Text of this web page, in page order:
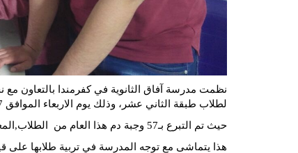
نظمت مدرسة آفاق الثانوية في كفرمندا بالتعاون
لطلاب طبقة الثاني عشر، وذلك يوم الاربعاء الموافق 2017-3-8.
حيث تم التبرع بـ57 وجبة دم هذا العام من الطلاب,المعلمين وطاقم العاملين في المدرسة والاهالي .
هذا يتماشى مع توجه المدرسة في تربية طلابها على